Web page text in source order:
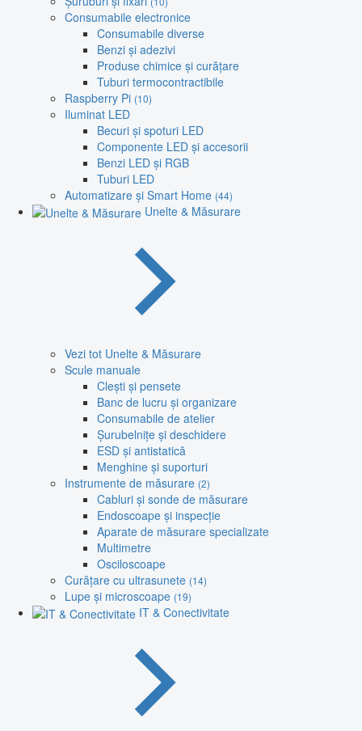
Consumabile electronice
Consumabile diverse
Benzi și adezivi
Produse chimice și curățare
Tuburi termocontractibile
Raspberry Pi (10)
Iluminat LED
Becuri și spoturi LED
Componente LED și accesorii
Benzi LED și RGB
Tuburi LED
Automatizare și Smart Home (44)
Unelte & Măsurare
Vezi tot Unelte & Măsurare
Scule manuale
Clești și pensete
Banc de lucru și organizare
Consumabile de atelier
Șurubelnițe și deschidere
ESD și antistatică
Menghine și suporturi
Instrumente de măsurare (2)
Cabluri și sonde de măsurare
Endoscoape și inspecție
Aparate de măsurare specializate
Multimetre
Osciloscoape
Curățare cu ultrasunete (14)
Lupe și microscoape (19)
IT & Conectivitate